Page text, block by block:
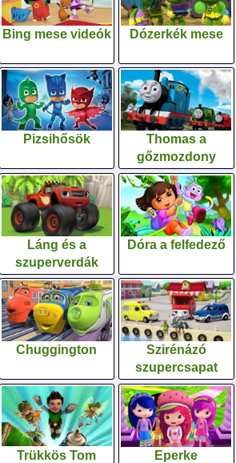
Bing mese videók Dózerkék mese
Pizsihősök
Thomas a
gőzmozdony
Láng és a
szuperverdák
Dóra a felfedező
Chuggington
Szirénázó
szupercsapat
Trükkös Tom Eperke